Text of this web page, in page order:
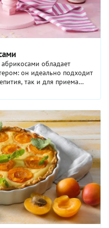
обладает
он идеально подходит
так и для приема